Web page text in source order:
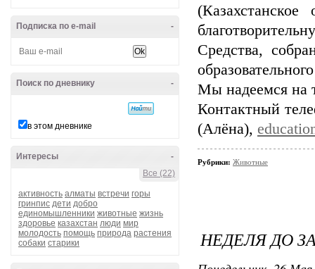
-
Подписка по e-mail
-
Поиск по дневнику
в этом дневнике
-
Интересы
Все (22)
активность алматы встречи горы
гринпис дети добро
единомышленники животные жизнь
здоровье казахстан люди мир
молодость помощь природа растения
собаки старики
Средства,
Мы надеемся на
Контактный
(Алёна),
Рубрики: Животные
НЕДЕЛЯ ДО